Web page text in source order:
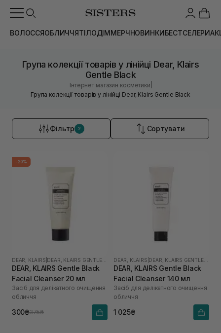
ВОЛОССЯОБЛИЧЧЯТІЛОДІММЕРЧНОВИНКИБЕСТСЕЛЕРИ
Група колекції товарів у лінійці Dear, Klairs
Gentle Black
Інтернет магазин косметики
Група колекції товарів у лінійці Dear, Klairs Gentle Black
Фільтр 2 Сортувати
-20%
DEAR, KLAIRS
DEAR, KLAIRS Gentle Black
Facial Cleanser 20 мл
Засіб для делікатного очищення
обличчя
300₴375₴
DEAR, KLAIRS
DEAR, KLAIRS Gentle Black
Facial Cleanser 140 мл
Засіб для делікатного очищення
обличчя
1 025₴